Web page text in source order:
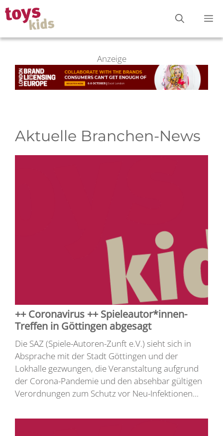
Zum
Inhalt
springen
Anzeige
Aktuelle Branchen-News
++ Coronavirus ++ Spieleautor*innen-
Treffen in Göttingen abgesagt
Die SAZ (Spiele-Autoren-Zunft e.V.) sieht sich in
Absprache mit der Stadt Göttingen und der
Lokhalle gezwungen, die Veranstaltung aufgrund
der Corona-Pandemie und den absehbar gültigen
Verordnungen zum Schutz vor Neu-Infektionen...